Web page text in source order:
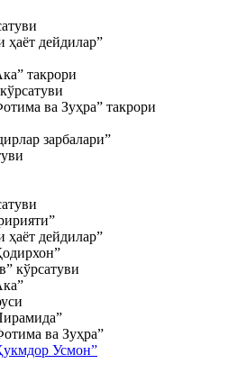
ҳаёт дейдилар”
такрори
ва Зуҳра” такрори
зарбалари”
ҳаёт дейдилар”
кўрсатуви
ва Зуҳра”
Усмон”